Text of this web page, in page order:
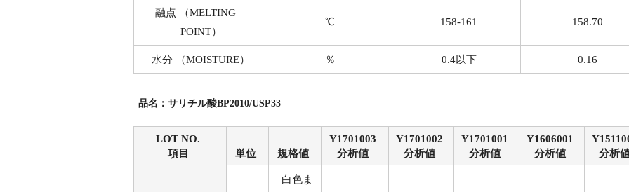
融点 （MELTING
POINT）
℃ 158-161 158.70
水分 （MOISTURE） ％ 0.4以下 0.16
品名：サリチル酸BP2010/USP33
LOT NO.
項目
単位 規格値
Y1701003
分析値
Y1701002
分析値
Y1701001
分析値
Y1606001
分析値
分析
白色ま